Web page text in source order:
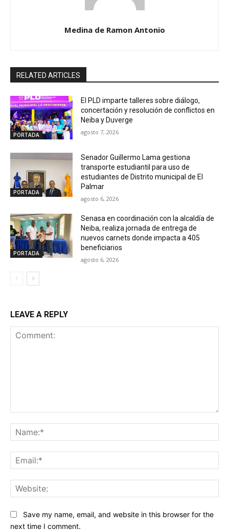
Medina de Ramon Antonio
RELATED ARTICLES
PORTADA
El PLD imparte talleres sobre diálogo,
concertación y resolución de conflictos en
Neiba y Duverge
agosto 7, 2026
PORTADA
Senador Guillermo Lama gestiona
transporte estudiantil para uso de
estudiantes de Distrito municipal de El
Palmar
agosto 6, 2026
PORTADA
Senasa en coordinación con la alcaldía de
Neiba, realiza jornada de entrega de
nuevos carnets donde impacta a 405
beneficiarios
agosto 6, 2026
LEAVE A REPLY
Save my name, email, and website in this browser for the
next time I comment.